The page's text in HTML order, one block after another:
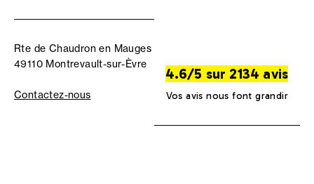
Rte de Chaudron en Mauges
49110 Montrevault-sur-Èvre
Contactez-nous
4.6/5 sur 2134 avis
Vos avis nous font grandir